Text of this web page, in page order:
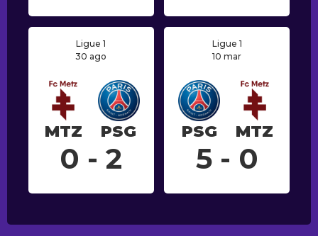
Ligue 1
30 ago
MTZ PSG
0 - 2
Ligue 1
10 mar
PSG MTZ
5 - 0